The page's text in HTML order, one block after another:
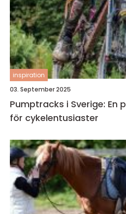
inspiration
03. September 2025
Pumptracks i Sverige: En
för cykelentusiaster